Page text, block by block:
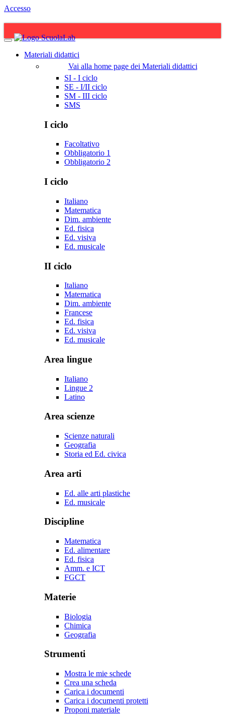
Accesso
Materiali didattici
Vai alla home page dei Materiali didattici
SI - I ciclo
SE - I/II ciclo
SM - III ciclo
SMS
I ciclo
Facoltativo
Obbligatorio 1
Obbligatorio 2
I ciclo
Italiano
Matematica
Dim. ambiente
Ed. fisica
Ed. visiva
Ed. musicale
II ciclo
Italiano
Matematica
Dim. ambiente
Francese
Ed. fisica
Ed. visiva
Ed. musicale
Area lingue
Italiano
Lingue 2
Latino
Area scienze
Scienze naturali
Geografia
Storia ed Ed. civica
Area arti
Ed. alle arti plastiche
Ed. musicale
Discipline
Matematica
Ed. alimentare
Ed. fisica
Amm. e ICT
FGCT
Materie
Biologia
Chimica
Geografia
Strumenti
Mostra le mie schede
Crea una scheda
Carica i documenti
Carica i documenti protetti
Proponi materiale